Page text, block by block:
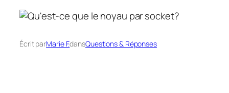
Écrit parMarie F.dansQuestions & Réponses